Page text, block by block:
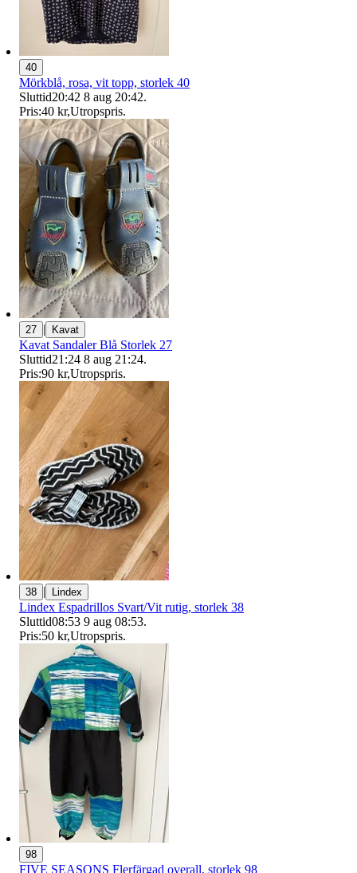
40
Mörkblå, rosa, vit topp, storlek 40
Sluttid20:42 8 aug 20:42.
Pris:40 kr,Utropspris.
27 | Kavat
Kavat Sandaler Blå Storlek 27
Sluttid21:24 8 aug 21:24.
Pris:90 kr,Utropspris.
38 | Lindex
Lindex Espadrillos Svart/Vit rutig, storlek 38
Sluttid08:53 9 aug 08:53.
Pris:50 kr,Utropspris.
98
FIVE SEASONS Flerfärgad overall, storlek 98